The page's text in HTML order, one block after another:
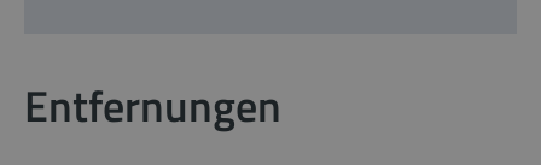
Entfernungen